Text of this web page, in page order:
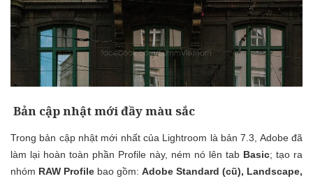
Bản cập nhật mới đầy màu sắc
Trong bản cập nhật mới nhất của Lightroom là bản 7.3, Adobe đã
làm lại hoàn toàn phần Profile này, ném nó lên tab Basic; tạo ra
nhóm RAW Profile bao gồm: Adobe Standard (cũ), Landscape,